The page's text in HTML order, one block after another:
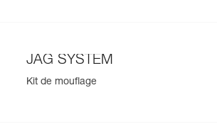
JAG SYSTEM
Kit de mouflage